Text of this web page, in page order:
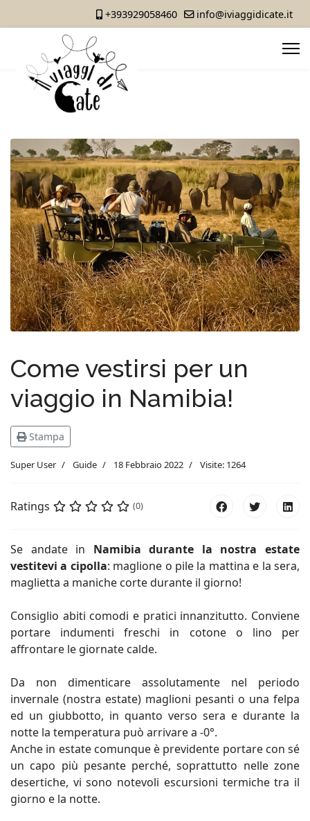
+393929058460 info@iviaggidicate.it
Come vestirsi per un
viaggio in Namibia!
Stampa
Super User Guide 18 Febbraio 2022 Visite: 1264
Ratings (0)
Se andate in Namibia durante la nostra estate
vestitevi a cipolla: maglione o pile la mattina e la sera,
maglietta a maniche corte durante il giorno!
Consiglio abiti comodi e pratici innanzitutto. Conviene
portare indumenti freschi in cotone o lino per
affrontare le giornate calde.
Da non dimenticare assolutamente nel periodo
invernale (nostra estate) maglioni pesanti o una felpa
ed un giubbotto, in quanto verso sera e durante la
notte la temperatura può arrivare a -0°.
Anche in estate comunque è previdente portare con sé
un capo più pesante perché, soprattutto nelle zone
desertiche, vi sono notevoli escursioni termiche tra il
giorno e la notte.